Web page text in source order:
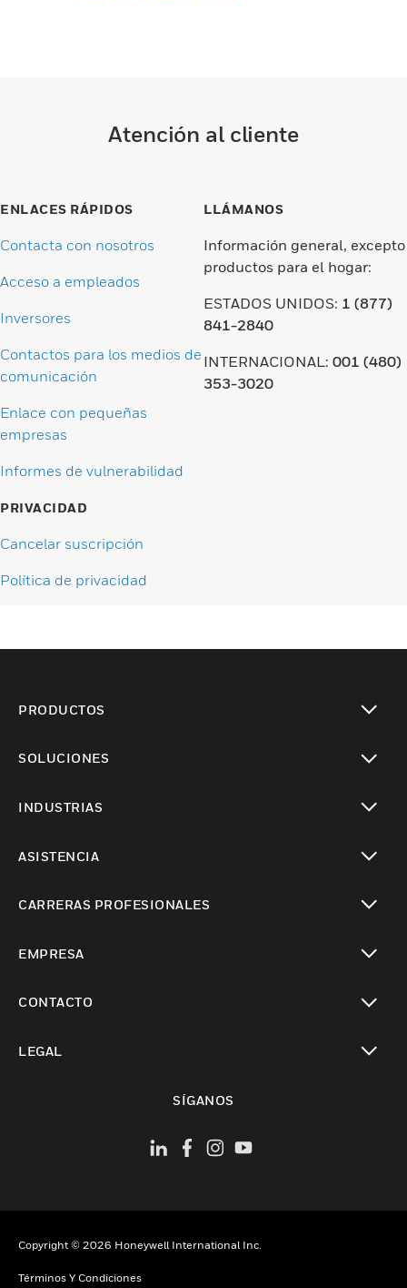
Atención al cliente
ENLACES RÁPIDOS
Contacta con nosotros
Acceso a empleados
Inversores
Contactos para los medios de
comunicación
Enlace con pequeñas
empresas
Informes de vulnerabilidad
LLÁMANOS
Información general, excepto
productos para el hogar:
ESTADOS UNIDOS: 1 (877)
841-2840
INTERNACIONAL: 001 (480)
353-3020
PRIVACIDAD
Cancelar suscripción
Política de privacidad
PRODUCTOS
SOLUCIONES
INDUSTRIAS
ASISTENCIA
CARRERAS PROFESIONALES
EMPRESA
CONTACTO
LEGAL
SÍGANOS
Copyright © 2026 Honeywell International Inc.
Términos Y Condiciones